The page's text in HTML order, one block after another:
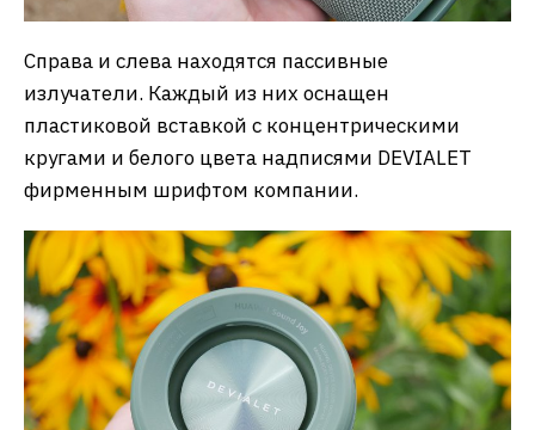
Справа и слева находятся пассивные
излучатели. Каждый из них оснащен
пластиковой вставкой с концентрическими
кругами и белого цвета надписями DEVIALET
фирменным шрифтом компании.